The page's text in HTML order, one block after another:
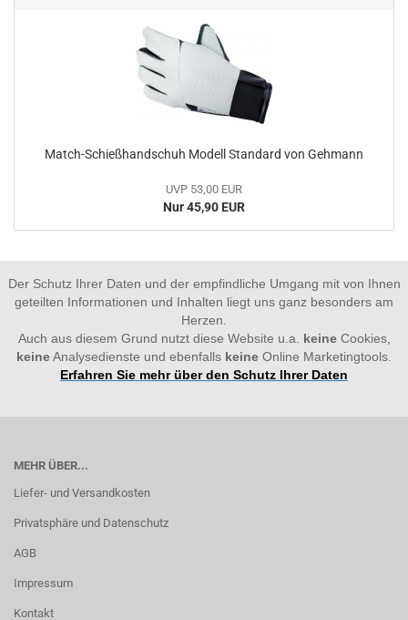
Match-Schießhandschuh Modell Standard von Gehmann
UVP 53,00 EUR
Nur 45,90 EUR
Der Schutz Ihrer Daten und der empfindliche Umgang mit von Ihnen
geteilten Informationen und Inhalten liegt uns ganz besonders am
Herzen.
Auch aus diesem Grund nutzt diese Website u.a. keineCookies,
keineAnalysedienste und ebenfalls keine Online Marketingtools.
Erfahren Sie mehr über den Schutz Ihrer Daten
MEHR ÜBER...
Liefer- und Versandkosten
Privatsphäre und Datenschutz
AGB
Impressum
Kontakt